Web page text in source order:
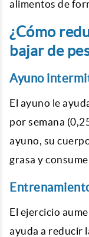
alimentos de
¿Cómo
bajar de
Ayuno
El ayuno le
por semana
ayuno, su
grasa y
El ejercicio
ayuda a reducir